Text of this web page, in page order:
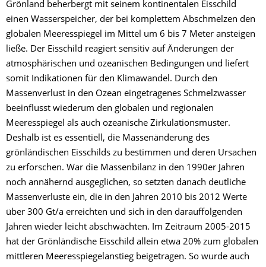
Grönland beherbergt mit seinem kontinentalen Eisschild
einen Wasserspeicher, der bei komplettem Abschmelzen den
globalen Meeresspiegel im Mittel um 6 bis 7 Meter ansteigen
ließe. Der Eisschild reagiert sensitiv auf Änderungen der
atmosphärischen und ozeanischen Bedingungen und liefert
somit Indikationen für den Klimawandel. Durch den
Massenverlust in den Ozean eingetragenes Schmelzwasser
beeinflusst wiederum den globalen und regionalen
Meeresspiegel als auch ozeanische Zirkulationsmuster.
Deshalb ist es essentiell, die Massenänderung des
grönländischen Eisschilds zu bestimmen und deren Ursachen
zu erforschen. War die Massenbilanz in den 1990er Jahren
noch annähernd ausgeglichen, so setzten danach deutliche
Massenverluste ein, die in den Jahren 2010 bis 2012 Werte
über 300 Gt/a erreichten und sich in den darauffolgenden
Jahren wieder leicht abschwächten. Im Zeitraum 2005-2015
hat der Grönländische Eisschild allein etwa 20% zum globalen
mittleren Meeresspiegelanstieg beigetragen. So wurde auch